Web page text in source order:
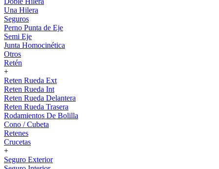
Una Hilera
Seguros
Perno Punta de Eje
Semi Eje
Junta Homocinética
Otros
Retén
+
Reten Rueda Ext
Reten Rueda Int
Reten Rueda Delantera
Reten Rueda Trasera
Rodamientos De Bolilla
Cono / Cubeta
Retenes
Crucetas
+
Seguro Exterior